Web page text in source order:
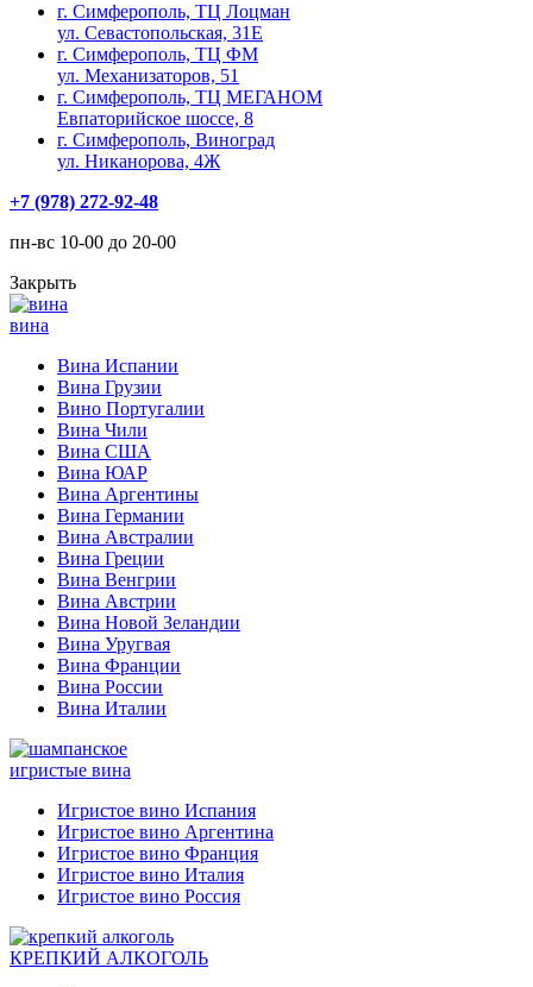
г. Симферополь, ТЦ Лоцман
ул. Севастопольская, 31Е
г. Симферополь, ТЦ ФМ
ул. Механизаторов, 51
г. Симферополь, ТЦ МЕГАНОМ
Евпаторийское шоссе, 8
г. Симферополь, Виноград
ул. Никанорова, 4Ж
+7 (978) 272-92-48
пн-вс 10-00 до 20-00
Закрыть
вина
Вина Испании
Вина Грузии
Вино Португалии
Вина Чили
Вина США
Вина ЮАР
Вина Аргентины
Вина Германии
Вина Австралии
Вина Греции
Вина Венгрии
Вина Австрии
Вина Новой Зеландии
Вина Уругвая
Вина Франции
Вина России
Вина Италии
игристые вина
Игристое вино Испания
Игристое вино Аргентина
Игристое вино Франция
Игристое вино Италия
Игристое вино Россия
КРЕПКИЙ АЛКОГОЛЬ